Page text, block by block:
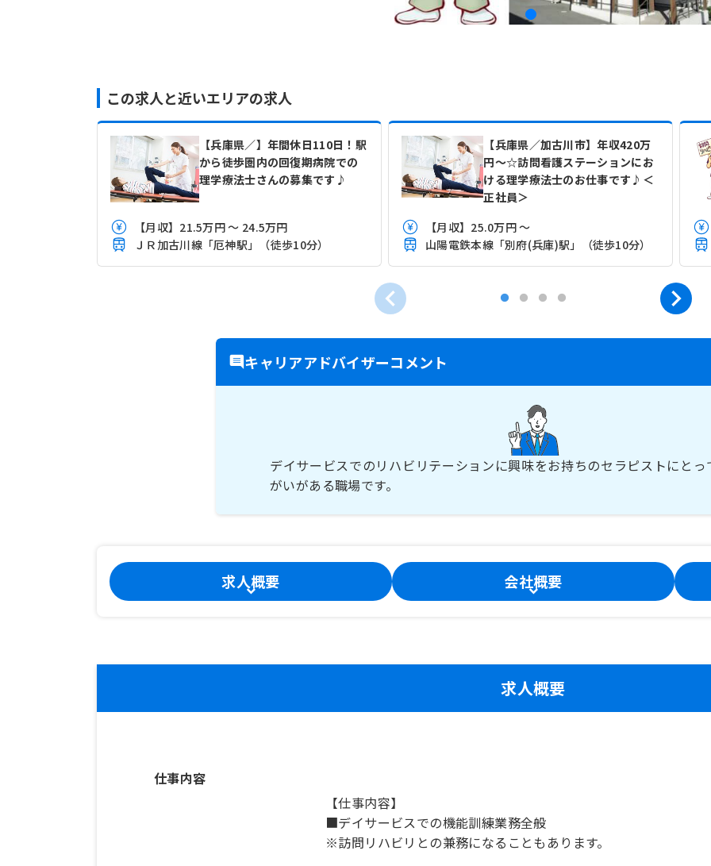
この求人と近いエリアの求人
【兵庫県／】年間休日110日！駅
から徒歩圏内の回復期病院での
理学療法士さんの募集です♪
【月収】21.5万円 ～ 24.5万円
ＪＲ加古川線「厄神駅」（徒歩10分）
【兵庫県／加古川市】年収420万
円～☆訪問看護ステーションにお
ける理学療法士のお仕事です♪＜
正社員＞
【月収】25.0万円 ～
山陽電鉄本線「別府(兵庫)駅」（徒歩10分）
キャリアアドバイザーコメント
デイサービスでのリハビリテーションに興味をお持ちのセラピストにとっ
がいがある職場です。
求人概要 会社概要
求人概要
仕事内容
【仕事内容】
■デイサービスでの機能訓練業務全般
※訪問リハビリとの兼務になることもあります。